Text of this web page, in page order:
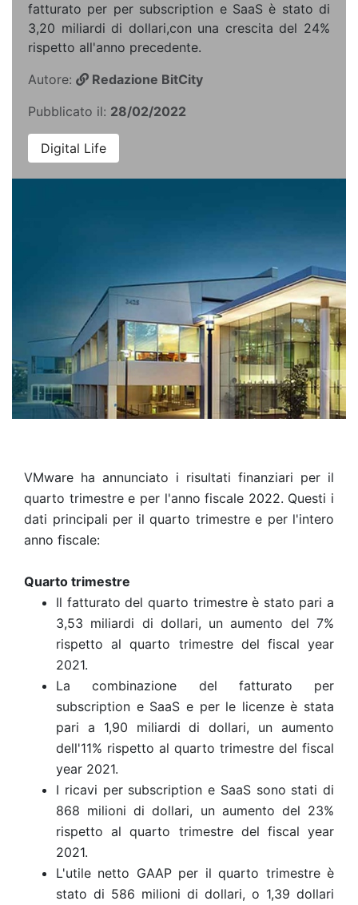
fatturato per per subscription e SaaS è stato di
3,20 miliardi di dollari,con una crescita del 24%
rispetto all'anno precedente.
Autore:
Redazione BitCity
Pubblicato il: 28/02/2022
Digital Life
VMware ha annunciato i risultati finanziari per il
quarto trimestre e per l'anno fiscale 2022. Questi i
dati principali per il quarto trimestre e per l'intero
anno fiscale:
Quarto trimestre
Il fatturato del quarto trimestre è stato pari a
3,53 miliardi di dollari, un aumento del 7%
rispetto al quarto trimestre del fiscal year
2021.
La combinazione del fatturato per
subscription e SaaS e per le licenze è stata
pari a 1,90 miliardi di dollari, un aumento
dell'11% rispetto al quarto trimestre del fiscal
year 2021.
I ricavi per subscription e SaaS sono stati di
868 milioni di dollari, un aumento del 23%
rispetto al quarto trimestre del fiscal year
2021.
L'utile netto GAAP per il quarto trimestre è
stato di 586 milioni di dollari, o 1,39 dollari